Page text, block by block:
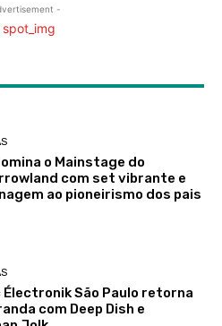
-
o Mainstage do
com set vibrante e
ao pioneirismo dos pais
Électronik São Paulo retorna
com Deep Dish e